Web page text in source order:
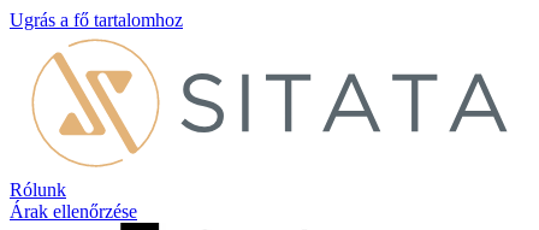
Ugrás a fő tartalomhoz
Rólunk
Árak ellenőrzése